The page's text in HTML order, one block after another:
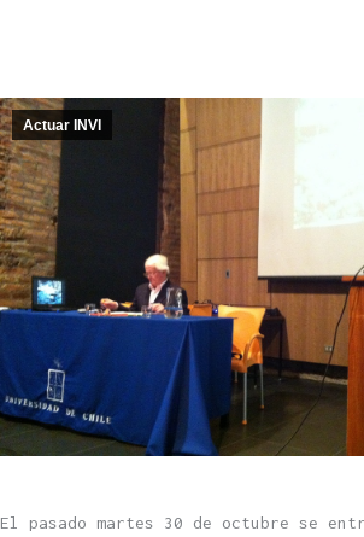
Actuar INVI
El pasado martes 30 de octubre se